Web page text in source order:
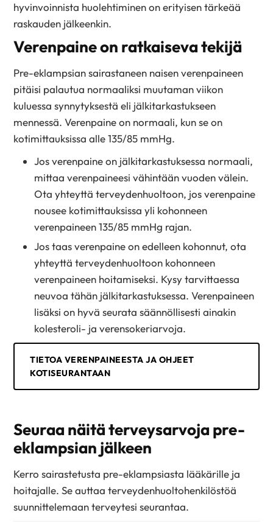
hyvinvoinnista huolehtiminen on erityisen tärkeää
raskauden jälkeenkin.
Verenpaine on ratkaiseva tekijä
Pre-eklampsian sairastaneen naisen verenpaineen
pitäisi palautua normaaliksi muutaman viikon
kuluessa synnytyksestä eli jälkitarkastukseen
mennessä. Verenpaine on normaali, kun se on
kotimittauksissa alle 135/85 mmHg.
Jos verenpaine on jälkitarkastuksessa normaali,
mittaa verenpaineesi vähintään vuoden välein.
Ota yhteyttä terveydenhuoltoon, jos verenpaine
nousee kotimittauksissa yli kohonneen
verenpaineen 135/85 mmHg rajan.
Jos taas verenpaine on edelleen kohonnut, ota
yhteyttä terveydenhuoltoon kohonneen
verenpaineen hoitamiseksi. Kysy tarvittaessa
neuvoa tähän jälkitarkastuksessa. Verenpaineen
lisäksi on hyvä seurata säännöllisesti ainakin
kolesteroli- ja verensokeriarvoja.
TIETOA VERENPAINEESTA JA OHJEET
KOTISEURANTAAN
Seuraa näitä terveysarvoja pre-
eklampsian jälkeen
Kerro sairastetusta pre-eklampsiasta lääkärille ja
hoitajalle. Se auttaa terveydenhuoltohenkilöstöä
suunnittelemaan terveytesi seurantaa.